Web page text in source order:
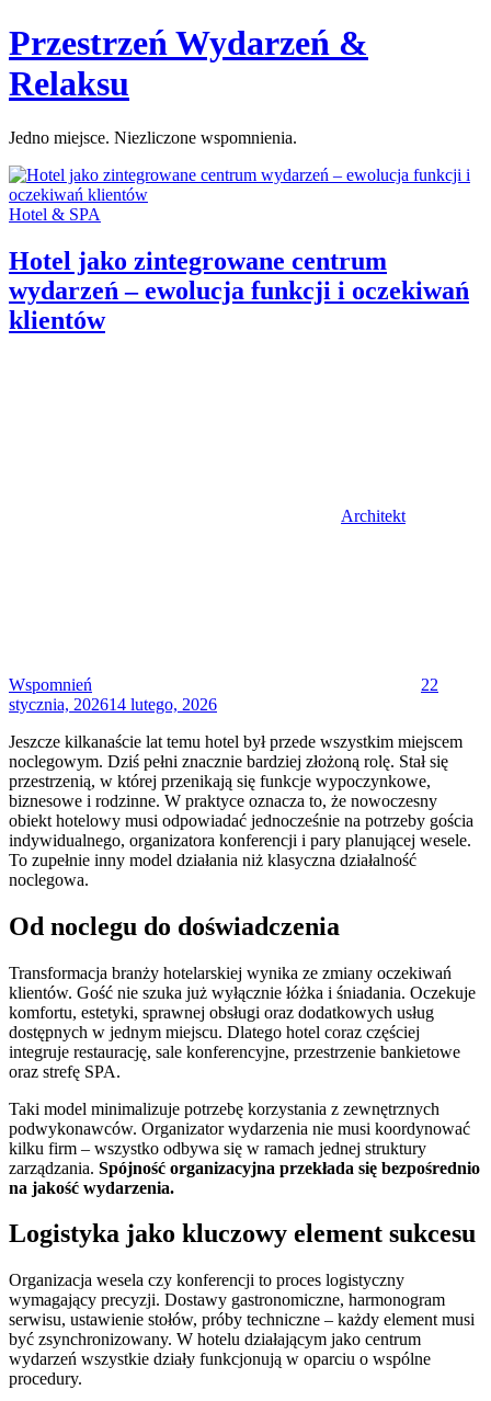
Skip
to
content
Przestrzeń Wydarzeń &
Relaksu
Jedno miejsce. Niezliczone wspomnienia.
Categories:
Hotel & SPA
Hotel jako zintegrowane centrum
wydarzeń – ewolucja funkcji i oczekiwań
klientów
Architekt
Wspomnień
22
stycznia, 202614 lutego, 2026
Jeszcze kilkanaście lat temu hotel był przede wszystkim miejscem
noclegowym. Dziś pełni znacznie bardziej złożoną rolę. Stał się
przestrzenią, w której przenikają się funkcje wypoczynkowe,
biznesowe i rodzinne. W praktyce oznacza to, że nowoczesny
obiekt hotelowy musi odpowiadać jednocześnie na potrzeby gościa
indywidualnego, organizatora konferencji i pary planującej wesele.
To zupełnie inny model działania niż klasyczna działalność
noclegowa.
Od noclegu do doświadczenia
Transformacja branży hotelarskiej wynika ze zmiany oczekiwań
klientów. Gość nie szuka już wyłącznie łóżka i śniadania. Oczekuje
komfortu, estetyki, sprawnej obsługi oraz dodatkowych usług
dostępnych w jednym miejscu. Dlatego hotel coraz częściej
integruje restaurację, sale konferencyjne, przestrzenie bankietowe
oraz strefę SPA.
Taki model minimalizuje potrzebę korzystania z zewnętrznych
podwykonawców. Organizator wydarzenia nie musi koordynować
kilku firm – wszystko odbywa się w ramach jednej struktury
zarządzania. Spójność organizacyjna przekłada się bezpośrednio
na jakość wydarzenia.
Logistyka jako kluczowy element sukcesu
Organizacja wesela czy konferencji to proces logistyczny
wymagający precyzji. Dostawy gastronomiczne, harmonogram
serwisu, ustawienie stołów, próby techniczne – każdy element musi
być zsynchronizowany. W hotelu działającym jako centrum
wydarzeń wszystkie działy funkcjonują w oparciu o wspólne
procedury.